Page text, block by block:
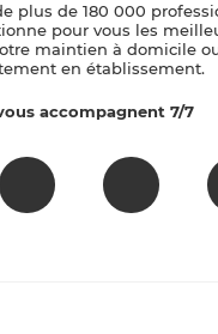
plus de 180 000
pour vous les
maintien à domicile
en établissement.
accompagnent 7/7